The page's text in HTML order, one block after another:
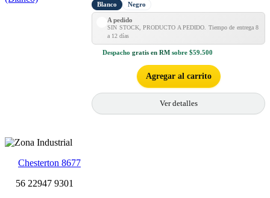
Blanco Negro
A pedido
SIN STOCK, PRODUCTO A PEDIDO. Tiempo de entrega 8
a 12 días
Despacho gratis en RM sobre $59.500
Agregar al carrito
Ver detalles
Chesterton 8677
56 22947 9301